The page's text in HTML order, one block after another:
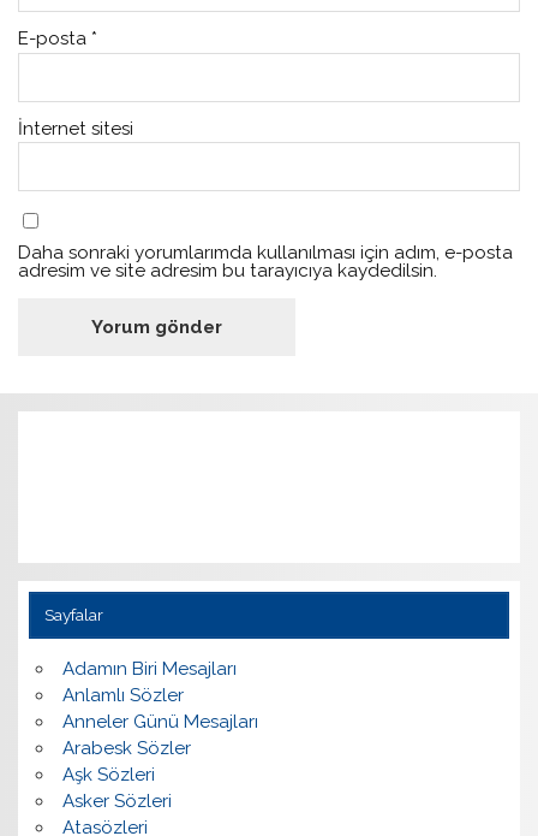
E-posta *
İnternet sitesi
Daha sonraki yorumlarımda kullanılması için adım, e-posta
adresim ve site adresim bu tarayıcıya kaydedilsin.
Sayfalar
Adamın Biri Mesajları
Anlamlı Sözler
Anneler Günü Mesajları
Arabesk Sözler
Aşk Sözleri
Asker Sözleri
Atasözleri